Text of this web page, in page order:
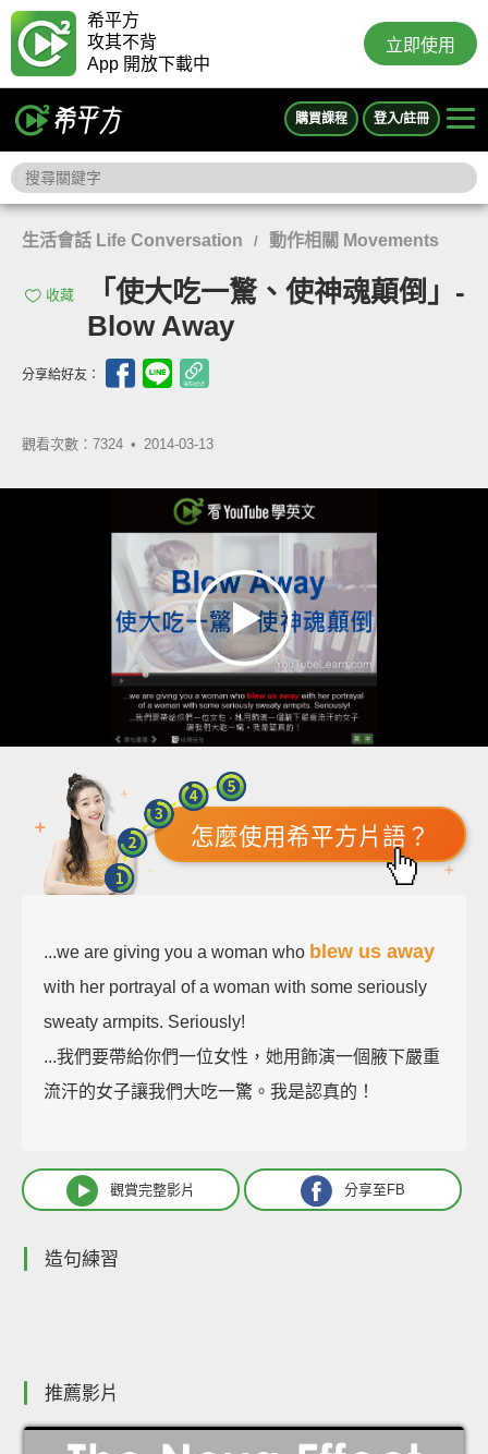
希平方
攻其不背
App 開放下載中
立即使用
購買課程 登入/註冊
生活會話 Life Conversation / 動作相關 Movements
收藏
「使大吃一驚、使神魂顛倒」-
Blow Away
分享給好友：
觀看次數：7324 • 2014-03-13
怎麼使用希平方片語？
...we are giving you a woman who blew us away
with her portrayal of a woman with some seriously
sweaty armpits. Seriously!
...我們要帶給你們一位女性，她用飾演一個腋下嚴重
流汗的女子讓我們大吃一驚。我是認真的！
觀賞完整影片 分享至FB
造句練習
推薦影片